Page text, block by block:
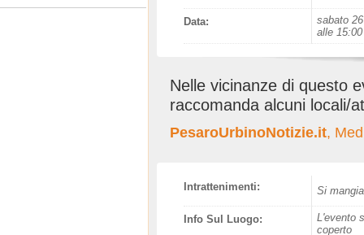
Data:
sabato
alle 15:00
Nelle vicinanze di questo
raccomanda alcuni locali/
PesaroUrbinoNotizie.it,
Intrattenimenti: Si mangia
Info Sul Luogo:
L'evento
coperto